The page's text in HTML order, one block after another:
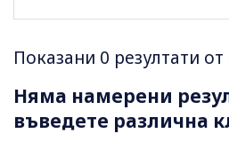
Показани 0 резултати
Няма намерени
въведете различна